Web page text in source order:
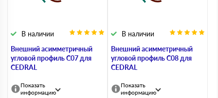
Внешний асимметричный
угловой профиль С07 для
CEDRAL
В наличии
Показать
информацию
Внешний асимметричный
угловой профиль С08 для
CEDRAL
В наличии
Показать
информацию